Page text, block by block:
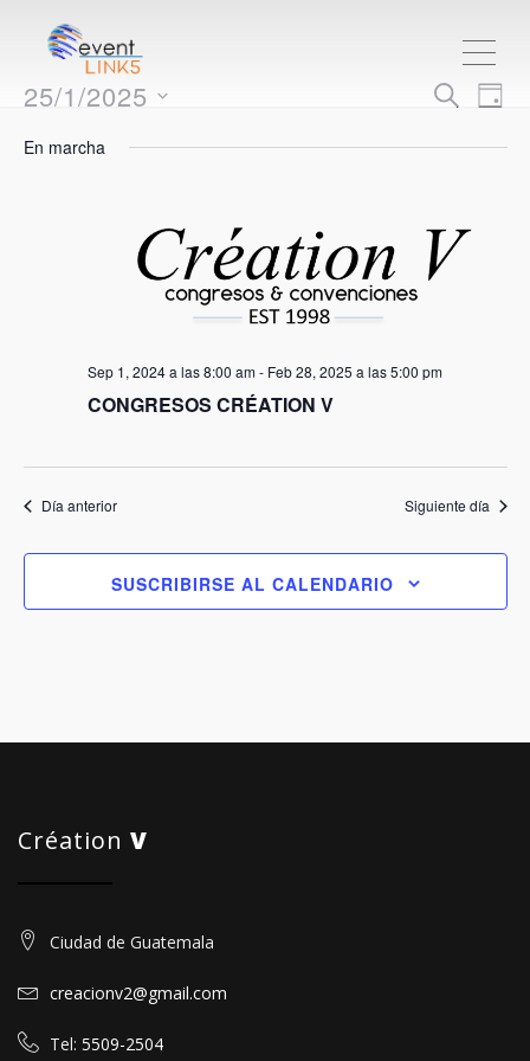
de
y
de
BUSCAR
DÍA
25/1/2025
En marcha
Sep 1, 2024 a las 8:00 am- Feb 28, 2025 a las 5:00 pm
CONGRESOS CRÉATION V
Día anterior Siguiente día
SUSCRIBIRSE AL CALENDARIO
Création V
Ciudad de Guatemala
creacionv2@gmail.com
Tel: 5509-2504